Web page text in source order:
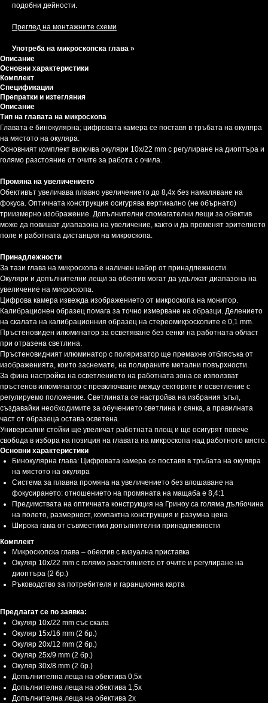
подобни дейности.
Преглед на монтажните схеми
Употреба на микроскопска глава »
Описание
Основни характеристики
Комплект
Спецификации
Препратки и изтегляния
Описание
Тип на главата на микроскопа
Главата е бинокулярна; цифровата камера се поставя в тръбата на окуляра
на мястото на окуляра.
Основният комплект включва окуляри 10x/22 mm с регулиране на диоптъра и
голямо разстояние от очите за работа с очила.
Промяна на увеличението
Обективът увеличава плавно увеличението до 8,4x без намаляване на
фокуса. Оптичната конструкция осигурява вертикално (не обърнато)
триизмерно изображение. Допълнителни спомагателни лещи за обектив
може да повишат диапазона на увеличение, както и да променят зрителното
поле и работната дистанция на микроскопа.
Принадлежности
За тази глава на микроскопа е наличен набор от принадлежности.
Окуляри и допълнителни лещи за обектив могат да удължат диапазона на
увеличение на микроскопа.
Цифрова камера извежда изображението от микроскопа на монитор.
Калибрационен образец помага за точно измерване на образци. Делението
на скалата на калибрационния образец на стереомикроскопите е 0,1 mm.
Пръстеновиден илюминатор за осветяване без сенки на работната област
при отразена светлина.
Пръстеновидният илюминатор с поляризатор ще премахне отблясъка от
изображенията, които заснемате, на полираните метални повърхности.
За фина настройка на осветлението на работната зона се използват
пръстенов илюминатор с превключване между секторите и осветление с
регулируемо положение. Светлината се настройва на избрания ъгъл,
създавайки необходимите за обучението светлина и сянка, а правилната
част от образеца остава осветена.
Универсални стойки ще увеличат работната площ и ще осигурят повече
свобода в избора на позиция на главата на микроскопа над работното място.
Основни характеристики
Бинокулярна глава: Цифровата камера се поставя в тръбата на окуляра
на мястото на окуляра
Система за плавна промяна на увеличението без влошаване на
фокусирането: отношението на промяната на мащаба е 8,4:1
Предимствата на оптичната конструкция на Гриноу са голяма дълбочина
на полето, размерност, компактна конструкция и разумна цена
Широка гама от съвместими допълнителни принадлежности
Комплект
Микроскопска глава – обектив с визуална приставка
Окуляр 10x/22 mm с голямо разстоянието от очите и регулиране на
диоптъра (2 бр.)
Ръководство за потребителя и гаранционна карта
Предлагат се по заявка:
Окуляр 10x/22 mm със скала
Окуляр 15x/16 mm (2 бр.)
Окуляр 20x/12 mm (2 бр.)
Окуляр 25x/9 mm (2 бр.)
Окуляр 30x/8 mm (2 бр.)
Допълнителнa леща на обектива 0,5x
Допълнителнa леща на обектива 1,5x
Допълнителнa леща на обектива 2x